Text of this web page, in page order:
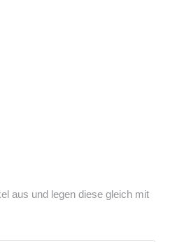
die Schaltflächen um die Anzahl zu
aus und legen diese gleich mit